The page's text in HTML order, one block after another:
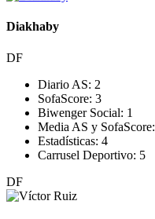
Diakhaby
DF
Diario AS: 2
SofaScore: 3
Biwenger Social: 1
Media AS y SofaScore:
Estadísticas: 4
Carrusel Deportivo: 5
DF